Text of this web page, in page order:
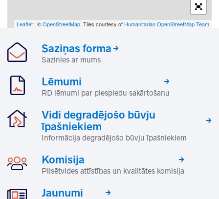
Leaflet | ©OpenStreetMap, Tiles courtesy of Humanitarian OpenStreetMap Team
Saziņas forma
Sazinies ar mums
Lēmumi
RD lēmumi par piespiedu sakārtošanu
Vidi degradējošo būvju
īpašniekiem
Informācija degradējošo būvju īpašniekiem
Komisija
Pilsētvides attīstības un kvalitātes komisija
Jaunumi